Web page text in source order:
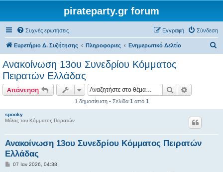
pirateparty.gr forum
Συχνές ερωτήσεις Σύνδεση
Εγγραφή
Ευρετήριο Δ. Συζήτησης Πληροφοριες Ενημερωτικό Δελτίο
Ανακοίνωση 13ου Συνεδρίου Κόμματος
Πειρατών Ελλάδας
Απάντηση Αναζήτηση
1 δημοσίευση • Σελίδα 1 από 1
spooky
Μέλος του Κόμματος Πειρατών
Ανακοίνωση 13ου Συνεδρίου Κόμματος Πειρατών
Ελλάδας
Δ07 Ιαν 2026, 04:38